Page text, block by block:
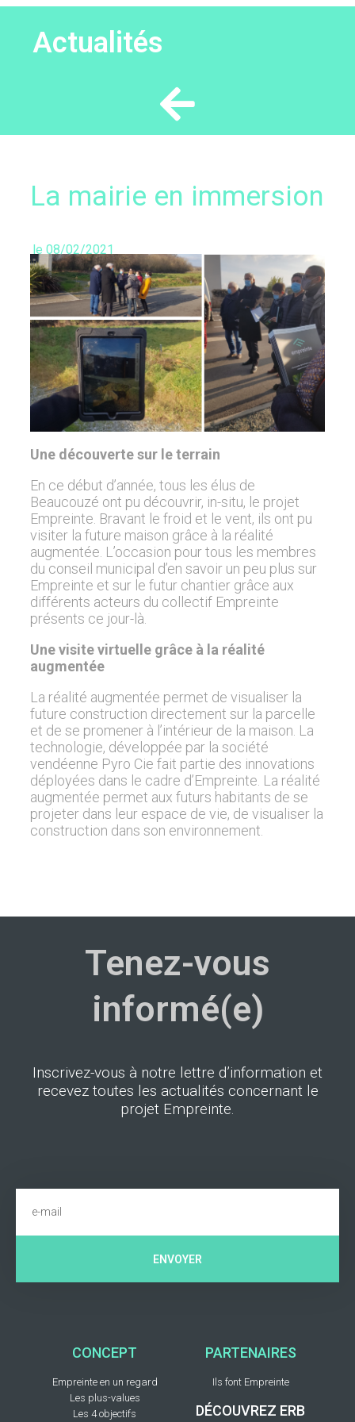
Actualités
La mairie en immersion
le 08/02/2021
Une découverte sur le terrain
En ce début d’année, tous les élus de
Beaucouzé ont pu découvrir, in-situ, le projet
Empreinte. Bravant le froid et le vent, ils ont pu
visiter la future maison grâce à la réalité
augmentée. L’occasion pour tous les membres
du conseil municipal d’en savoir un peu plus sur
Empreinte et sur le futur chantier grâce aux
différents acteurs du collectif Empreinte
présents ce jour-là.
Une visite virtuelle grâce à la réalité
augmentée
La réalité augmentée permet de visualiser la
future construction directement sur la parcelle
et de se promener à l’intérieur de la maison. La
technologie, développée par la société
vendéenne Pyro Cie fait partie des innovations
déployées dans le cadre d’Empreinte. La réalité
augmentée permet aux futurs habitants de se
projeter dans leur espace de vie, de visualiser la
construction dans son environnement.
Tenez-vous
informé(e)
Inscrivez-vous à notre lettre d’information et
recevez toutes les actualités concernant le
projet Empreinte.
ENVOYER
CONCEPT
Empreinte en un regard
Les plus-values
Les 4 objectifs
PARTENAIRES
Ils font Empreinte
DÉCOUVREZ ERB